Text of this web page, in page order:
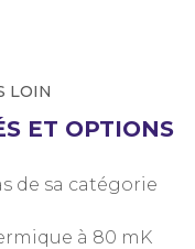
LOIN
ET OPTIONS
de sa catégorie
à 80 mK